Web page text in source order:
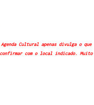
Cultural apenas divulga o que
com o local indicado. Muito